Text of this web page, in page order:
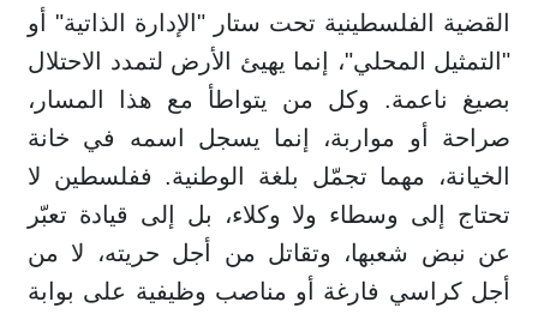
القضية الفلسطينية تحت ستار "الإدارة الذاتية" أو
"التمثيل المحلي"، إنما يهيئ الأرض لتمدد الاحتلال
بصيغ ناعمة. وكل من يتواطأ مع هذا المسار،
صراحة أو مواربة، إنما يسجل اسمه في خانة
الخيانة، مهما تجمّل بلغة الوطنية. ففلسطين لا
تحتاج إلى وسطاء ولا وكلاء، بل إلى قيادة تعبّر
عن نبض شعبها، وتقاتل من أجل حريته، لا من
أجل كراسي فارغة أو مناصب وظيفية على بوابة